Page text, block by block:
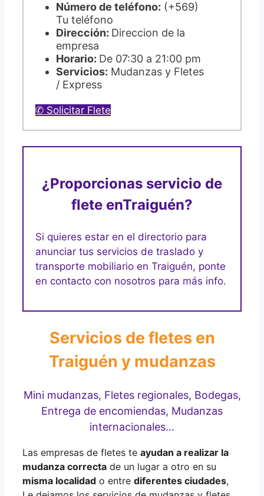
Número de teléfono: (+569)
Tu teléfono
Dirección: Direccion de la
empresa
Horario: De 07:30 a 21:00 pm
Servicios: Mudanzas y Fletes
/ Express
✆ Solicitar Flete
¿Proporcionas servicio de
flete enTraiguén?
Si quieres estar en el directorio para
anunciar tus servicios de traslado y
transporte mobiliario en Traiguén, ponte
en contacto con nosotros para más info.
Servicios de fletes en
Traiguén y mudanzas
Mini mudanzas, Fletes regionales, Bodegas,
Entrega de encomiendas, Mudanzas
internacionales…
Las empresas de fletes te ayudan a realizar la
mudanza correcta de un lugar a otro en su
misma localidad o entre diferentes ciudades,